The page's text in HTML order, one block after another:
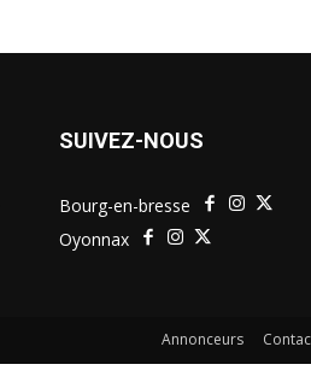
SUIVEZ-NOUS
Bourg-en-bresse
Oyonnax
Annonceurs